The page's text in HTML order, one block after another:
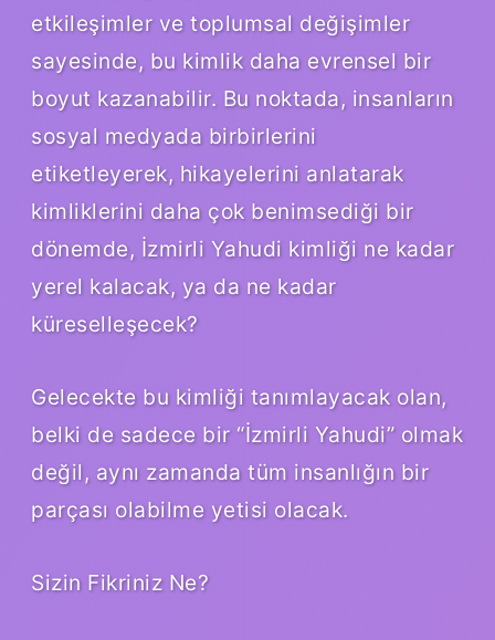
etkileşimler ve toplumsal değişimler
sayesinde, bu kimlik daha evrensel bir
boyut kazanabilir. Bu noktada, insanların
sosyal medyada birbirlerini
etiketleyerek, hikayelerini anlatarak
kimliklerini daha çok benimsediği bir
dönemde, İzmirli Yahudi kimliği ne kadar
yerel kalacak, ya da ne kadar
küreselleşecek?
Gelecekte bu kimliği tanımlayacak olan,
belki de sadece bir “İzmirli Yahudi” olmak
değil, aynı zamanda tüm insanlığın bir
parçası olabilme yetisi olacak.
Sizin Fikriniz Ne?